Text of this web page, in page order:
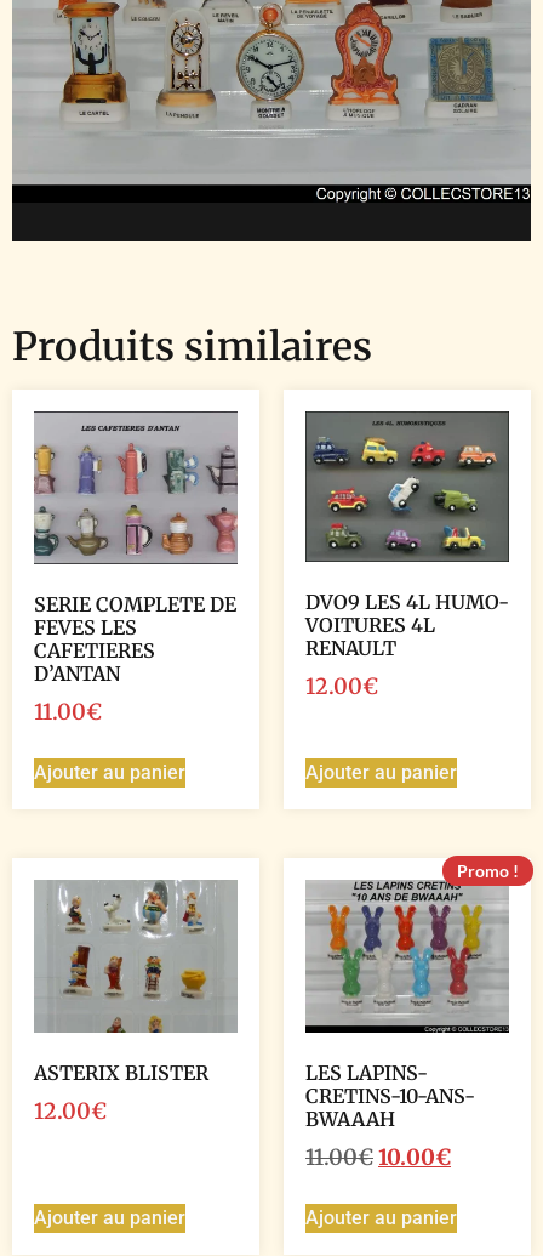
Produits similaires
SERIE COMPLETE DE
FEVES LES
CAFETIERES
D’ANTAN
11.00€
Ajouter au panier
DVO9 LES 4L HUMO-
VOITURES 4L
RENAULT
12.00€
Ajouter au panier
ASTERIX BLISTER
12.00€
Ajouter au panier
Promo !
LES LAPINS-
CRETINS-10-ANS-
BWAAAH
11.00€10.00€
Ajouter au panier